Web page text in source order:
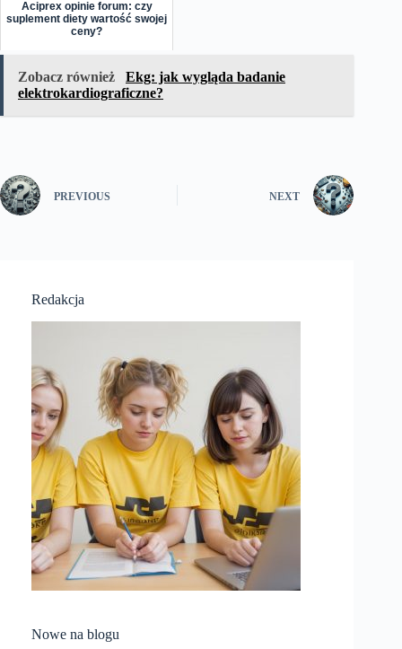
Aciprex opinie forum: czy
suplement diety wartość swojej
ceny?
Zobacz również
Ekg: jak wygląda badanie
elektrokardiograficzne?
PREVIOUS NEXT
Redakcja
Nowe na blogu